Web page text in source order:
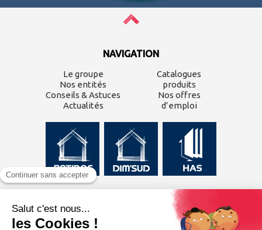
NAVIGATION
Le groupe
Nos entités
Conseils & Astuces
Actualités
Catalogues
produits
Nos offres
d’emploi
CONTACTEZ-NOUS